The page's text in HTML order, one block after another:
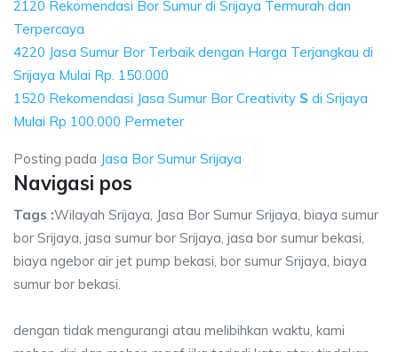
2120 Rekomendasi Bor Sumur di Srijaya Termurah dan
Terpercaya
4220 Jasa Sumur Bor Terbaik dengan Harga Terjangkau di
Srijaya Mulai Rp. 150.000
1520 Rekomendasi Jasa Sumur Bor Creativity S di Srijaya
Mulai Rp 100.000 Permeter
Posting pada Jasa Bor Sumur Srijaya
Navigasi pos
Tags :Wilayah Srijaya, Jasa Bor Sumur Srijaya, biaya sumur
bor Srijaya, jasa sumur bor Srijaya, jasa bor sumur bekasi,
biaya ngebor air jet pump bekasi, bor sumur Srijaya, biaya
sumur bor bekasi.
dengan tidak mengurangi atau melibihkan waktu, kami